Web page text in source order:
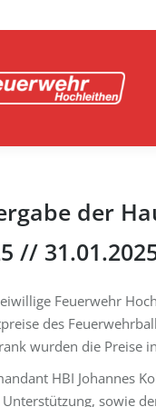
der
//
Feuerwehr
des
wurden die Preise
HBI Johannes
sowie